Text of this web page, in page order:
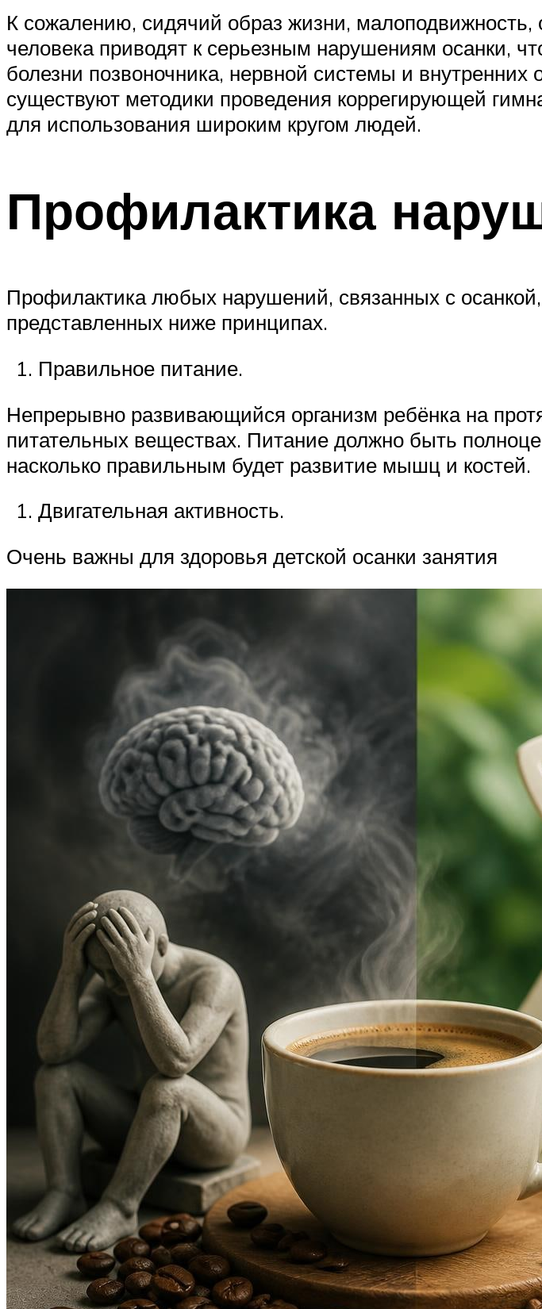
К сожалению, сидячий образ жизни, малоподвижность,
человека приводят к серьезным нарушениям осанки,
болезни позвоночника, нервной системы и внутренних
существуют методики проведения коррегирующей
для использования широким кругом людей.
Профилактика
Профилактика любых нарушений, связанных с
представленных ниже принципах.
Правильное питание.
Непрерывно развивающийся организм ребёнка на
питательных веществах. Питание должно быть
насколько правильным будет развитие мышц и костей.
Двигательная активность.
Очень важны для здоровья детской осанки занятия